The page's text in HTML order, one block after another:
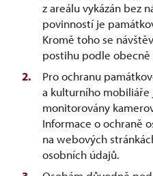
z areálu vykázán bez
povinností je
Kromě toho se
postihu podle obecně
Pro ochranu
a kulturního
monitorovány
Informace o ochraně
na webových
osobních údajů.